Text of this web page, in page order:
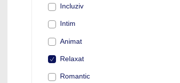
Incluziv
Intim
Animat
Relaxat
Romantic